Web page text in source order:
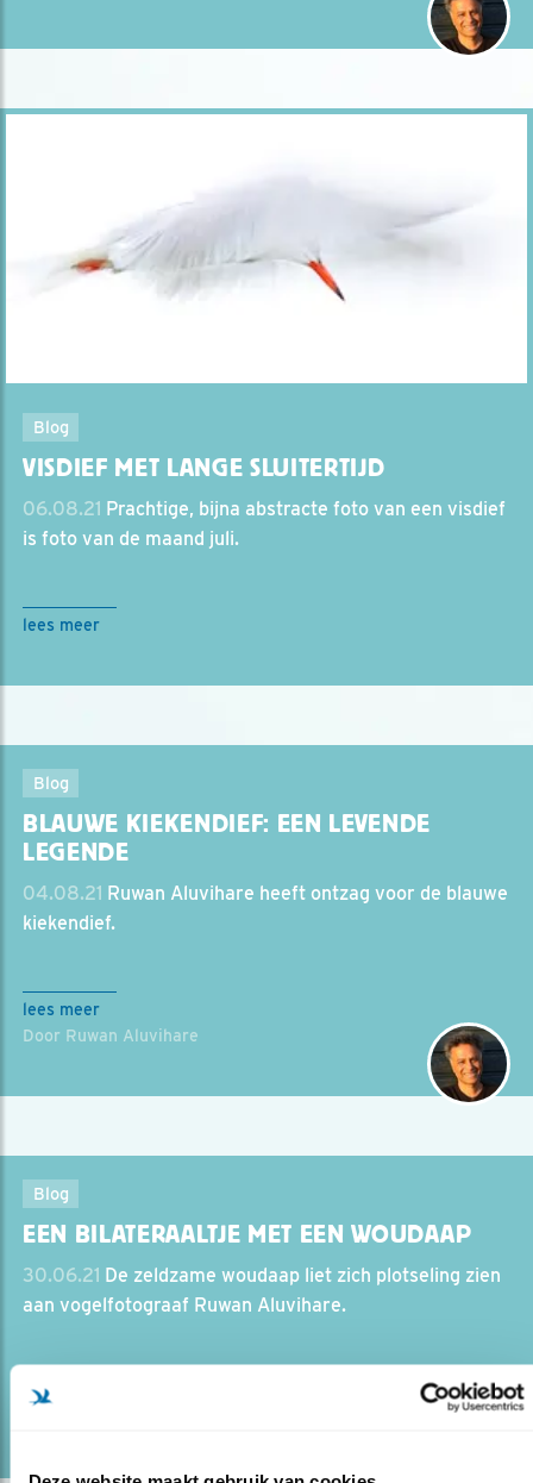
Blog
VISDIEF MET LANGE SLUITERTIJD
06.08.21 Prachtige, bijna abstracte foto van een visdief
is foto van de maand juli.
lees meer
Blog
BLAUWE KIEKENDIEF: EEN LEVENDE
LEGENDE
04.08.21 Ruwan Aluvihare heeft ontzag voor de blauwe
kiekendief.
lees meer
Door Ruwan Aluvihare
Blog
EEN BILATERAALTJE MET EEN WOUDAAP
30.06.21 De zeldzame woudaap liet zich plotseling zien
aan vogelfotograaf Ruwan Aluvihare.
lees meer